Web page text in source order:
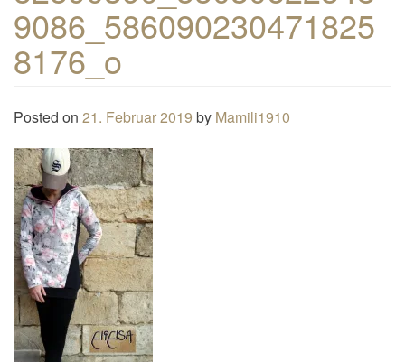
l
e
9086_586090230471825
8176_o
Posted on 21. Februar 2019 by Mamili1910